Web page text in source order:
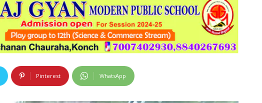
Pinterest WhatsApp